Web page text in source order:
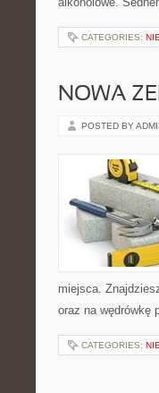
CATEGORIES:
NOWA
POSTED BY
miejsca.
oraz na wędrówkę
CATEGORIES: